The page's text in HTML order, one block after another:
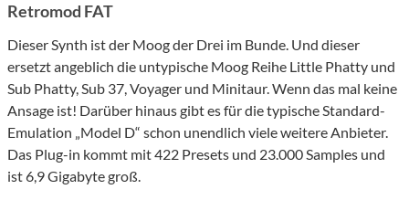
Retromod FAT
Dieser Synth ist der Moog der Drei im Bunde. Und dieser
ersetzt angeblich die untypische Moog Reihe Little Phatty und
Sub Phatty, Sub 37, Voyager und Minitaur. Wenn das mal keine
Ansage ist! Darüber hinaus gibt es für die typische Standard-
Emulation „Model D“ schon unendlich viele weitere Anbieter.
Das Plug-in kommt mit 422 Presets und 23.000 Samples und
ist 6,9 Gigabyte groß.